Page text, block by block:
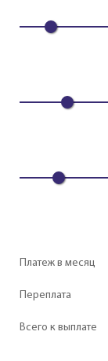
Платеж в месяц
Переплата
Всего к выплате